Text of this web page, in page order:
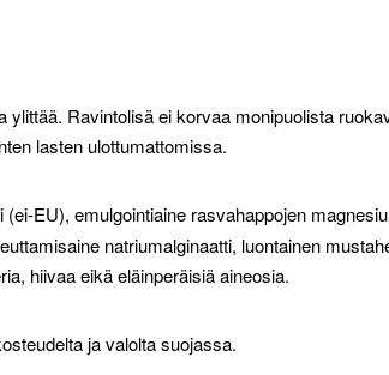
Ravintolisä ei korvaa monipuolista
lasten ulottumattomissa.
EU), emulgointiaine rasvahappojen
natriumalginaatti, luontainen
hiivaa eikä eläinperäisiä aineosia.
ja valolta suojassa.